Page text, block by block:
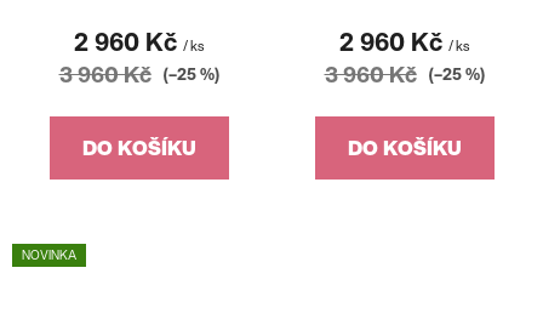
2 960 Kč / ks
3 960 Kč (–25 %)
DO KOŠÍKU
2 960 Kč / ks
3 960 Kč (–25 %)
DO KOŠÍKU
NOVINKA